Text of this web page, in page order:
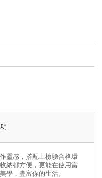
靈感，搭配上檢驗合格環
納都方便，更能在使用當
學，豐富你的生活。